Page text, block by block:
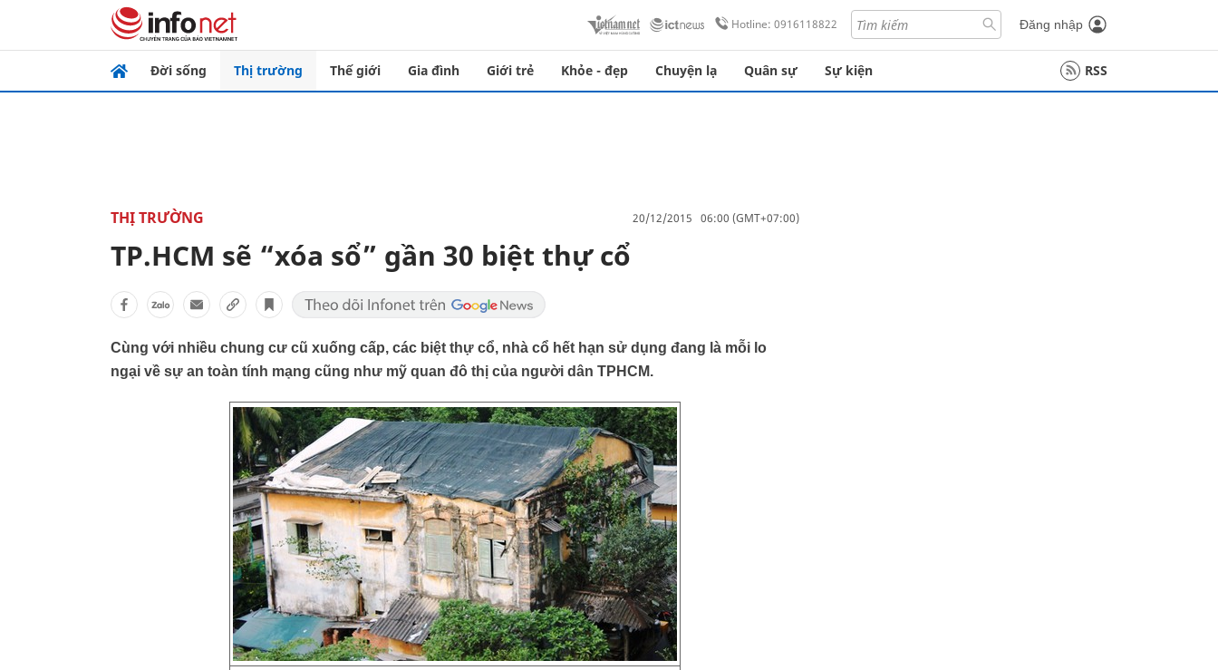
Hotline: 0916118822 Đăng nhập
Đời sống Thị trường Thế giới Gia đình Giới trẻ Khỏe - đẹp Chuyện lạ Quân sự Sự kiện RSS
THỊ TRƯỜNG 20/12/2015 06:00 (GMT+07:00)
TP.HCM sẽ “xóa sổ” gần 30 biệt thự cổ
Cùng với nhiều chung cư cũ xuống cấp, các biệt thự cổ, nhà cổ hết hạn sử dụng đang là mỗi lo
ngại về sự an toàn tính mạng cũng như mỹ quan đô thị của người dân TPHCM.